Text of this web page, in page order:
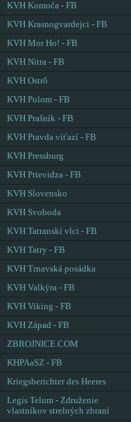
KVH Komoča - FB
KVH Krasnogvardejci - FB
KVH Mor Ho! - FB
KVH Nitra - FB
KVH Ostrô
KVH Polom - FB
KVH Prašník - FB
KVH Pravda víťazí - FB
KVH Pressburg
KVH Prievidza - FB
KVH Slovensko
KVH Svoboda
KVH Tatranskí vlci - FB
KVH Tatry - FB
KVH Trnavská posádka
KVH Valkýra - FB
KVH Viking - FB
KVH Západ - FB
ZBROJNICE.COM
KHPAaSZ - FB
Kriegsberichter des Heeres
Legis Telum - Združenie
vlastníkov strelných zbraní